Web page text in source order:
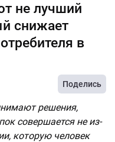
не лучший
снижает
в
Поделись
решения,
совершается не из-
которую человек